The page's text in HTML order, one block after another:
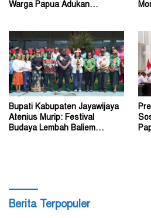
Warga Papua Adukan
Bupati Kabupaten Jayawijaya
Atenius Murip: Festival
Budaya Lembah Baliem
Berita Terpopuler